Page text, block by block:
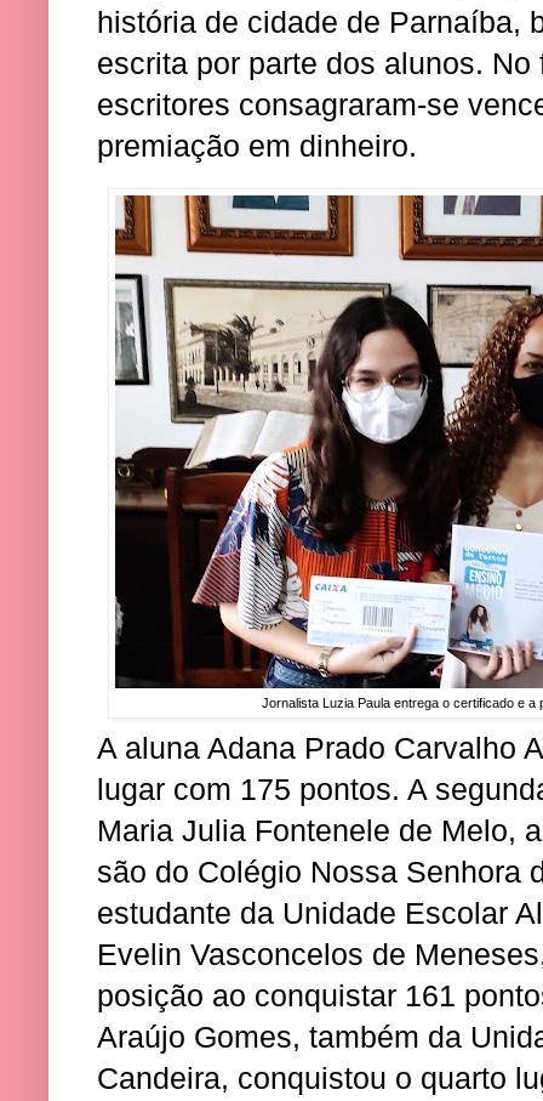
história de cidade de Parnaíba,
escrita por parte dos alunos.
escritores consagraram-se
premiação em dinheiro.
Jornalista Luzia Paula entrega o certificado e a
A aluna Adana Prado Carvalho
lugar com 175 pontos. A
Maria Julia Fontenele de Melo,
são do Colégio Nossa Senhora
estudante da Unidade Escolar
Evelin Vasconcelos de
posição ao conquistar 161
Araújo Gomes, também da
Candeira, conquistou o quarto